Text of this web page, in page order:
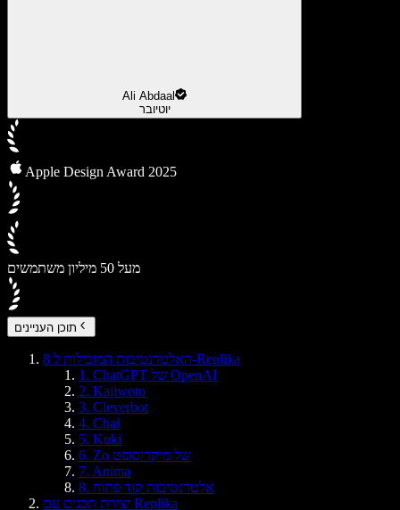
Ali Abdaal
יוטיובר
Apple Design Award 2025
מעל 50 מיליון משתמשים
תוכן העניינים
8 האלטרנטיבות המובילות ל-Replika
1. ChatGPT של OpenAI
2. Kajiwoto
3. Cleverbot
4. Chai
5. Kuki
6. Zo של מיקרוסופט
7. Anima
8. אלטרנטיבות קוד פתוח
יצירת תכנים עם Replika